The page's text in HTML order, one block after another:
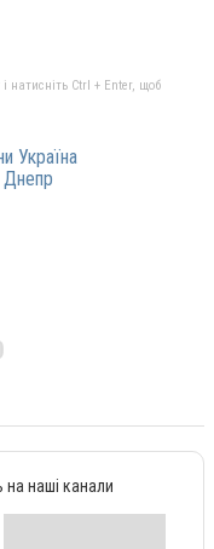
натисніть Ctrl + Enter, щоб
Україна
Днепр
на наші канали